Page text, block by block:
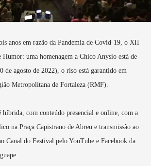
anos em razão da Pandemia de Covid-19, o XII
uma homenagem a Chico Anysio está de
de agosto de 2022), o riso está garantido em
Metropolitana de Fortaleza (RMF).
híbrida, com conteúdo presencial e online, com a
na Praça Capistrano de Abreu e transmissão ao
Canal do Festival pelo YouTube e Facebook da